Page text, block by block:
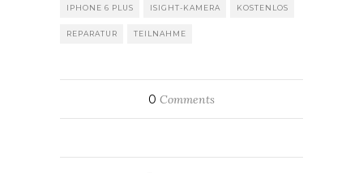
IPHONE 6 PLUS ISIGHT-KAMERA KOSTENLOS
REPARATUR TEILNAHME
0 Comments